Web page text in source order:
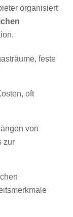
organisiert
feste
oft
von
zur